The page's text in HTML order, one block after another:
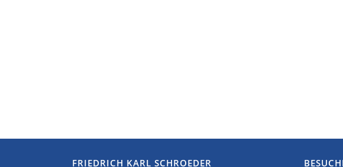
FRIEDRICH KARL SCHROEDER